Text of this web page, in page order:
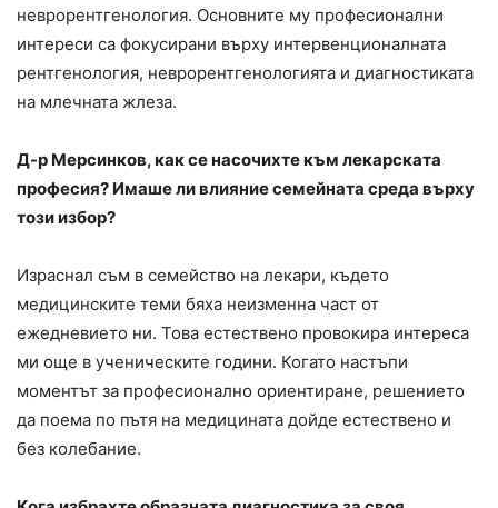
неврорентгенология. Основните му професионални
интереси са фокусирани върху интервенционалната
рентгенология, неврорентгенологията и диагностиката
на млечната жлеза.
Д-р Мерсинков, как се насочихте към лекарската
професия? Имаше ли влияние семейната среда върху
този избор?
Израснал съм в семейство на лекари, където
медицинските теми бяха неизменна част от
ежедневието ни. Това естествено провокира интереса
ми още в ученическите години. Когато настъпи
моментът за професионално ориентиране, решението
да поема по пътя на медицината дойде естествено и
без колебание.